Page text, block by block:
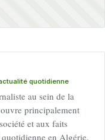
quotidienne
au sein de la
principalement
et aux faits
en Algérie.